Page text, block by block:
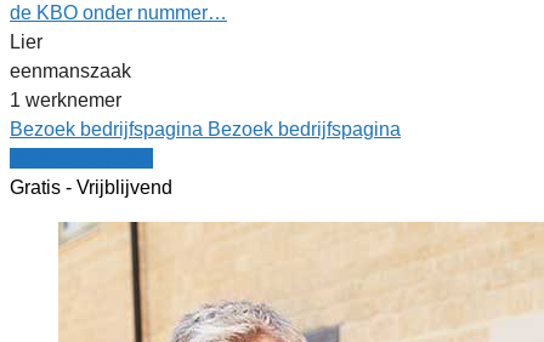
de KBO onder nummer…
Lier
eenmanszaak
1 werknemer
Bezoek bedrijfspagina Bezoek bedrijfspagina
Gratis - Vrijblijvend